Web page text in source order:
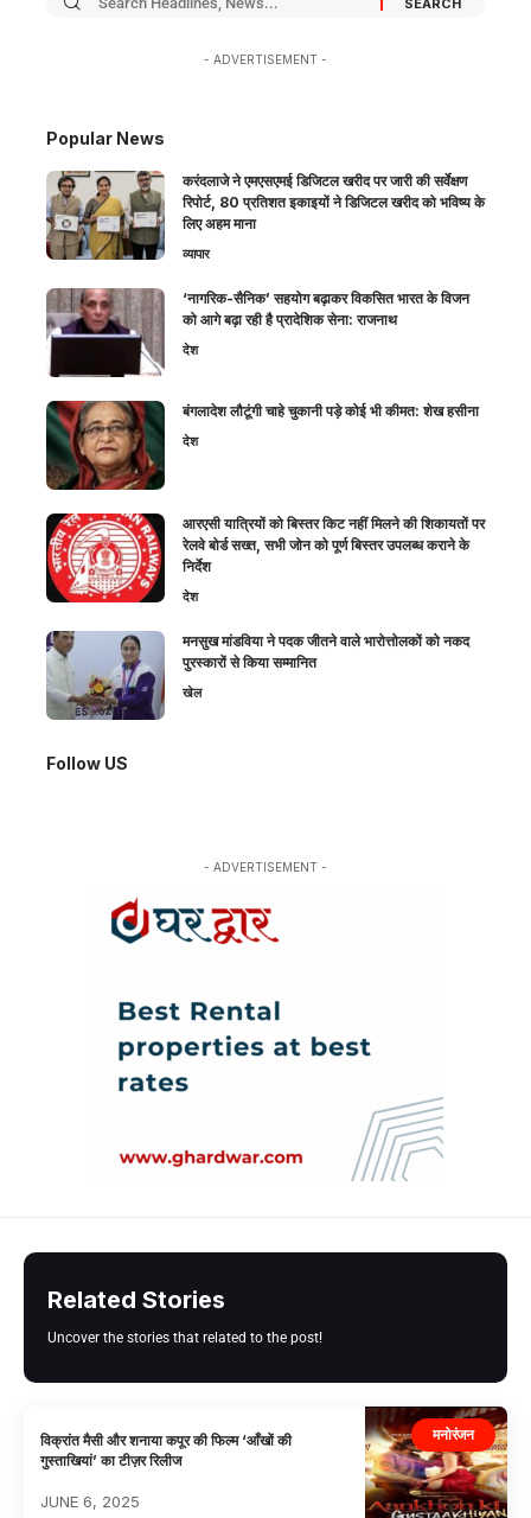
- ADVERTISEMENT -
Popular News
करंदलाजे ने एमएसएमई डिजिटल खरीद पर जारी की सर्वेक्षण
रिपोर्ट, 80 प्रतिशत इकाइयों ने डिजिटल खरीद को भविष्य के
लिए अहम माना
व्यापार
‘नागरिक-सैनिक’ सहयोग बढ़ाकर विकसित भारत के विजन
को आगे बढ़ा रही है प्रादेशिक सेना: राजनाथ
देश
बंगलादेश लौटूंगी चाहे चुकानी पड़े कोई भी कीमत: शेख हसीना
देश
आरएसी यात्रियों को बिस्तर किट नहीं मिलने की शिकायतों पर
रेलवे बोर्ड सख्त, सभी जोन को पूर्ण बिस्तर उपलब्ध कराने के
निर्देश
देश
मनसुख मांडविया ने पदक जीतने वाले भारोत्तोलकों को नकद
पुरस्कारों से किया सम्मानित
खेल
Follow US
- ADVERTISEMENT -
Related Stories
Uncover the stories that related to the post!
मनोरंजन
विक्रांत मैसी और शनाया कपूर की फिल्म ‘आँखों की
गुस्ताखियां’ का टीज़र रिलीज
JUNE 6, 2025